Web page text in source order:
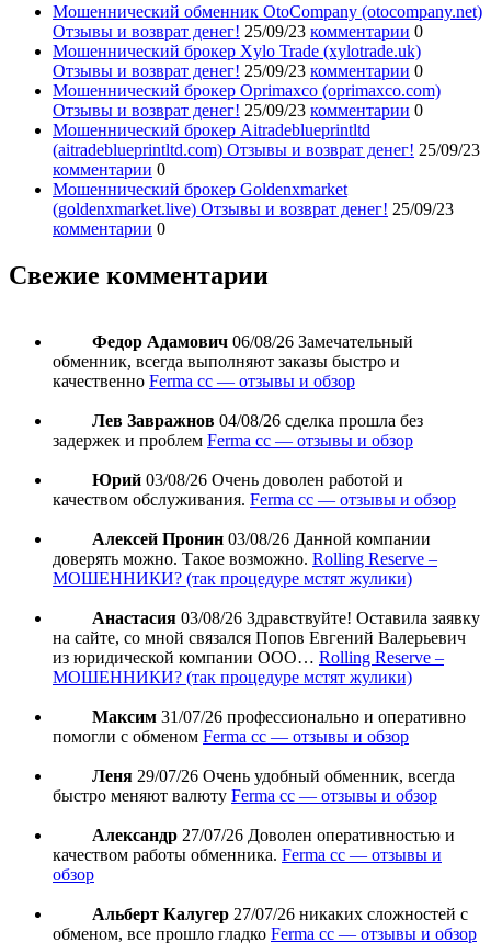
Мошеннический обменник OtoCompany (otocompany.net)
Отзывы и возврат денег! 25/09/23 комментарии 0
Мошеннический брокер Xylo Trade (xylotrade.uk)
Отзывы и возврат денег! 25/09/23 комментарии 0
Мошеннический брокер Oprimaxco (oprimaxco.com)
Отзывы и возврат денег! 25/09/23 комментарии 0
Мошеннический брокер Aitradeblueprintltd
(aitradeblueprintltd.com) Отзывы и возврат денег! 25/09/23
комментарии 0
Мошеннический брокер Goldenxmarket
(goldenxmarket.live) Отзывы и возврат денег! 25/09/23
комментарии 0
Свежие комментарии
Федор Адамович 06/08/26 Замечательный
обменник, всегда выполняют заказы быстро и
качественно Ferma cc — отзывы и обзор
Лев Завражнов 04/08/26 сделка прошла без
задержек и проблем Ferma cc — отзывы и обзор
Юрий 03/08/26 Очень доволен работой и
качеством обслуживания. Ferma cc — отзывы и обзор
Алексей Пронин 03/08/26 Данной компании
доверять можно. Такое возможно. Rolling Reserve –
МОШЕННИКИ? (так процедуре мстят жулики)
Анастасия 03/08/26 Здравствуйте! Оставила заявку
на сайте, со мной связался Попов Евгений Валерьевич
из юридической компании ООО… Rolling Reserve –
МОШЕННИКИ? (так процедуре мстят жулики)
Максим 31/07/26 профессионально и оперативно
помогли с обменом Ferma cc — отзывы и обзор
Леня 29/07/26 Очень удобный обменник, всегда
быстро меняют валюту Ferma cc — отзывы и обзор
Александр 27/07/26 Доволен оперативностью и
качеством работы обменника. Ferma cc — отзывы и
обзор
Альберт Калугер 27/07/26 никаких сложностей с
обменом, все прошло гладко Ferma cc — отзывы и обзор